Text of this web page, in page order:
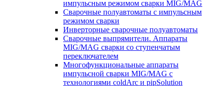
импульсным режимом сварки MIG/MAG
Сварочные полуавтоматы с импульсным
режимом сварки
Инверторные сварочные полуавтоматы
Сварочные выпрямители. Аппараты
MIG/MAG сварки со ступенчатым
переключателем
Многофункциональные аппараты
импульсной сварки MIG/MAG с
технологиями coldArc и pipSolution